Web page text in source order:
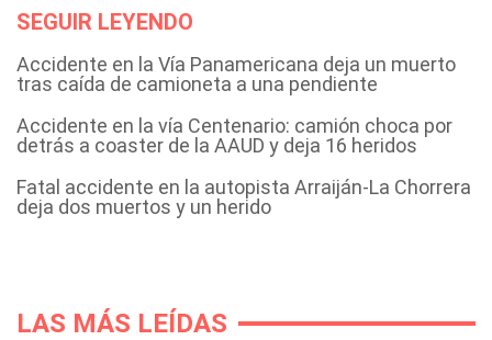
SEGUIR LEYENDO
Accidente en la Vía Panamericana deja un muerto
tras caída de camioneta a una pendiente
Accidente en la vía Centenario: camión choca por
detrás a coaster de la AAUD y deja 16 heridos
Fatal accidente en la autopista Arraiján-La Chorrera
deja dos muertos y un herido
LAS MÁS LEÍDAS